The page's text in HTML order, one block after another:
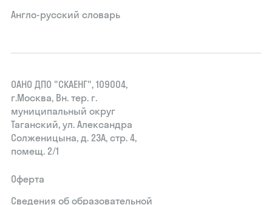
Англо-русский словарь
ОАНО ДПО "СКАЕНГ", 109004,
г.Москва, Вн. тер. г.
муниципальный округ
Таганский, ул. Александра
Солженицына, д. 23А, стр. 4,
помещ. 2/1
Оферта
Сведения об образовательной